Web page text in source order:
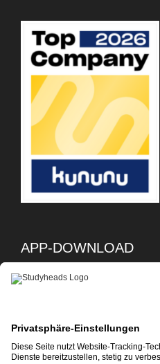
APP-DOWNLOAD